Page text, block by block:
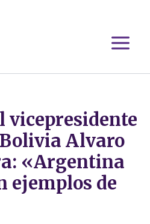
vicepresidente
Alvaro
«Argentina
ejemplos de